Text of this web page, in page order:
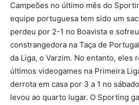
Campeões no último mês do
equipe portuguesa tem sido um
perdeu por 2-1 no Boavista e
constrangedora na Taça de
da Liga, o Varzim. No entanto, eles
últimos videogames na Primeira
derrota em casa por 3 a 1 no
levou ao quarto lugar. O Sporting